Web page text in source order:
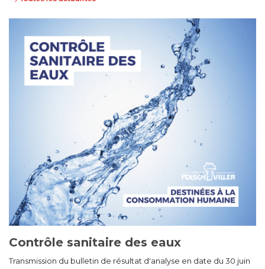
Contrôle sanitaire des eaux
Transmission du bulletin de résultat d'analyse en date du 30 juin